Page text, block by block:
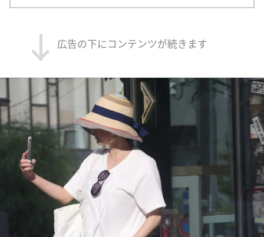
広告の下にコンテンツが続きます